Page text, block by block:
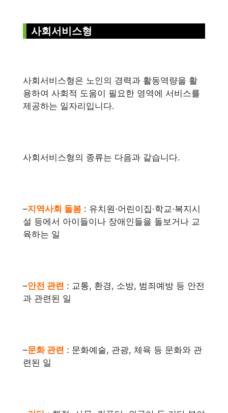
사회서비스형
사회서비스형은 노인의 경력과 활동역량을 활
용하여 사회적 도움이 필요한 영역에 서비스를
제공하는 일자리입니다.
사회서비스형의 종류는 다음과 같습니다.
–지역사회 돌봄 : 유치원·어린이집·학교·복지시
설 등에서 아이들이나 장애인들을 돌보거나 교
육하는 일
–안전 관련 : 교통, 환경, 소방, 범죄예방 등 안전
과 관련된 일
–문화 관련 : 문화예술, 관광, 체육 등 문화와 관
련된 일